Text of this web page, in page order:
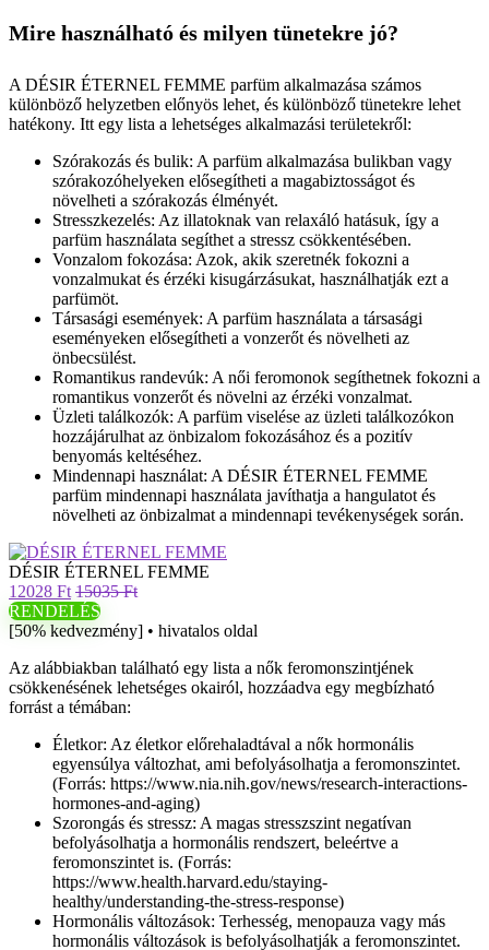
Mire használható és milyen tünetekre jó?
A DÉSIR ÉTERNEL FEMME parfüm alkalmazása számos
különböző helyzetben előnyös lehet, és különböző tünetekre lehet
hatékony. Itt egy lista a lehetséges alkalmazási területekről:
Szórakozás és bulik: A parfüm alkalmazása bulikban vagy
szórakozóhelyeken elősegítheti a magabiztosságot és
növelheti a szórakozás élményét.
Stresszkezelés: Az illatoknak van relaxáló hatásuk, így a
parfüm használata segíthet a stressz csökkentésében.
Vonzalom fokozása: Azok, akik szeretnék fokozni a
vonzalmukat és érzéki kisugárzásukat, használhatják ezt a
parfümöt.
Társasági események: A parfüm használata a társasági
eseményeken elősegítheti a vonzerőt és növelheti az
önbecsülést.
Romantikus randevúk: A női feromonok segíthetnek fokozni a
romantikus vonzerőt és növelni az érzéki vonzalmat.
Üzleti találkozók: A parfüm viselése az üzleti találkozókon
hozzájárulhat az önbizalom fokozásához és a pozitív
benyomás keltéséhez.
Mindennapi használat: A DÉSIR ÉTERNEL FEMME
parfüm mindennapi használata javíthatja a hangulatot és
növelheti az önbizalmat a mindennapi tevékenységek során.
DÉSIR ÉTERNEL FEMME
12028 Ft 15035 Ft
RENDELÉS
[50% kedvezmény] • hivatalos oldal
Az alábbiakban található egy lista a nők feromonszintjének
csökkenésének lehetséges okairól, hozzáadva egy megbízható
forrást a témában:
Életkor: Az életkor előrehaladtával a nők hormonális
egyensúlya változhat, ami befolyásolhatja a feromonszintet.
(Forrás: https://www.nia.nih.gov/news/research-interactions-
hormones-and-aging)
Szorongás és stressz: A magas stresszszint negatívan
befolyásolhatja a hormonális rendszert, beleértve a
feromonszintet is. (Forrás:
https://www.health.harvard.edu/staying-
healthy/understanding-the-stress-response)
Hormonális változások: Terhesség, menopauza vagy más
hormonális változások is befolyásolhatják a feromonszintet.